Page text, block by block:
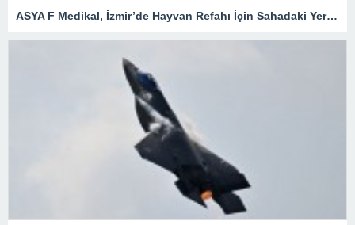
ASYA F Medikal, İzmir’de Hayvan Refahı İçin Sahadaki Yerini Aldı.